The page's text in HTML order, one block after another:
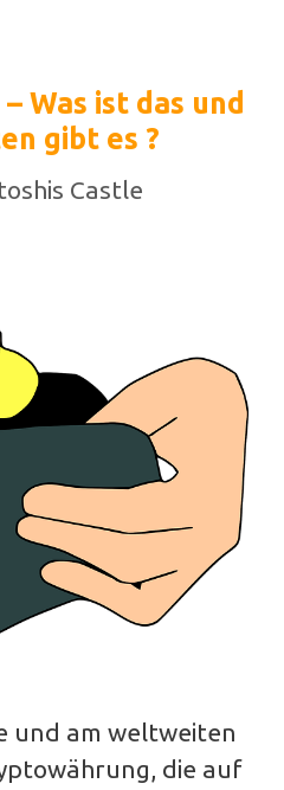
Was ist das und
gibt es ?
Castle
und am weltweiten
die auf